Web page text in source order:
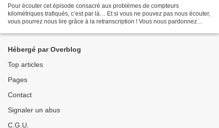
Pour écouter cet épisode consacré aux problèmes de compteurs
kilométriques trafiqués, c’est par là… Et si vous ne pouvez pas nous écouter,
vous pourrez nous lire grâce à la retranscription ! Vous nous pardonnez
Hébergé par Overblog
Top articles
Pages
Contact
Signaler un abus
C.G.U.